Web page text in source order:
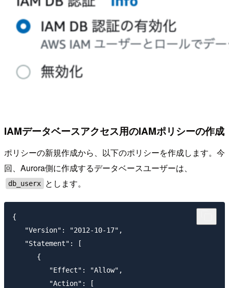
IAMデータベースアクセス用のIAMポリシーの作成
ポリシーの新規作成から、以下のポリシーを作成します。今
回、Aurora側に作成するデータベースユーザーは、
db_userx とします。
{
   "Version": "2012-10-17",
   "Statement": [
      {
         "Effect": "Allow",
         "Action": [